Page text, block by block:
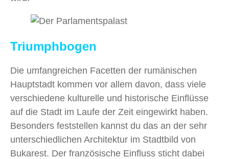
Triumphbogen
Die umfangreichen Facetten der rumänischen
Hauptstadt kommen vor allem davon, dass viele
verschiedene kulturelle und historische Einflüsse
auf die Stadt im Laufe der Zeit eingewirkt haben.
Besonders feststellen kannst du das an der sehr
unterschiedlichen Architektur im Stadtbild von
Bukarest. Der französische Einfluss sticht dabei